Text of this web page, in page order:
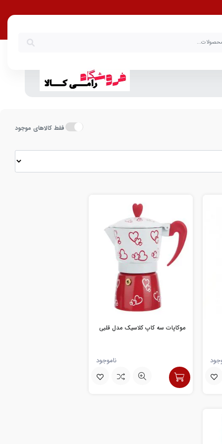
و دمنوش با بهترین قیمت
فقط کالاهای موجود
موکاپات سه کاپ کلاسیک مدل قلبی
ناموجود